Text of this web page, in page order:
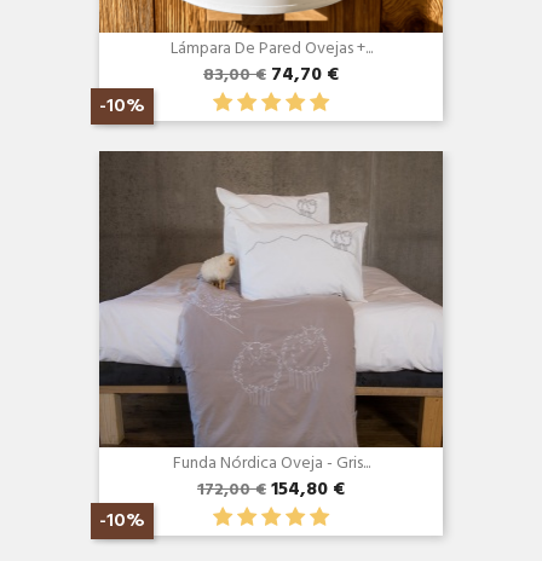
Lámpara De Pared Ovejas +...
83,00 €
-10%
74,70 €
Vista rápida
Funda Nórdica Oveja - Gris...
172,00 €
-10%
154,80 €
Vista rápida